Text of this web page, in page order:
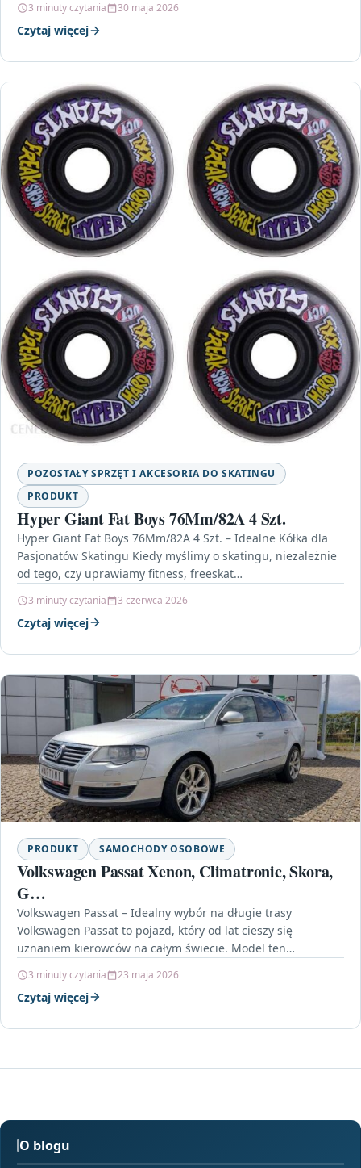
3 minuty czytania 30 maja 2026
Czytaj więcej
POZOSTAŁY SPRZĘT I AKCESORIA DO SKATINGU
PRODUKT
Hyper Giant Fat Boys 76Mm/82A 4 Szt.
Hyper Giant Fat Boys 76Mm/82A 4 Szt. – Idealne Kółka dla
Pasjonatów Skatingu Kiedy myślimy o skatingu, niezależnie
od tego, czy uprawiamy fitness, freeskat…
3 minuty czytania 3 czerwca 2026
Czytaj więcej
PRODUKT SAMOCHODY OSOBOWE
Volkswagen Passat Xenon, Climatronic, Skora,
G…
Volkswagen Passat – Idealny wybór na długie trasy
Volkswagen Passat to pojazd, który od lat cieszy się
uznaniem kierowców na całym świecie. Model ten…
3 minuty czytania 23 maja 2026
Czytaj więcej
O blogu